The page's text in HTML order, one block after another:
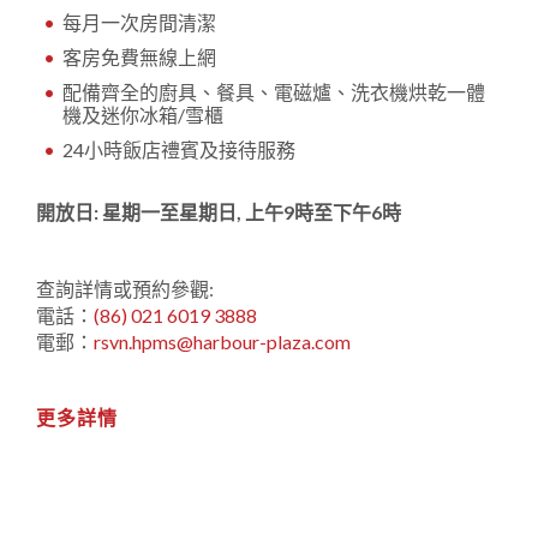
每月一次房間清潔
客房免費無線上網
配備齊全的廚具、餐具、電磁爐、洗衣機烘乾一體
機及迷你冰箱/雪櫃
24小時飯店禮賓及接待服務
開放日: 星期一至星期日, 上午9時至下午6時
查詢詳情或預約參觀:
電話： (86) 021 6019 3888
電郵： rsvn.hpms@harbour-plaza.com
更多詳情